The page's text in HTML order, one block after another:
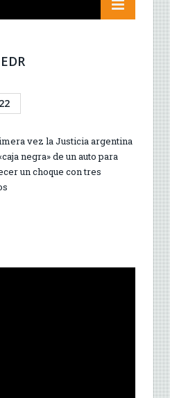
EDR
vez la Justicia argentina
negra» de un auto para
un choque con tres